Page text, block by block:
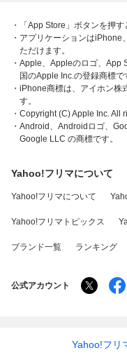
・「App Store」ボタンを押
・アプリケーションは
ただけます。
・Apple、Appleのロゴ、App
国のApple Inc.の登録商標で
・iPhone商標は、アイホン株
す。
・Copyright (C) Apple Inc. All
・Android、Androidロゴ、
Google LLC の商標です。
Yahoo!フリマについて
Yahoo!フリマについて
Yahoo!フリマトピックス
ブランド一覧 ランキング
公式アカウント
Yahoo!フリ